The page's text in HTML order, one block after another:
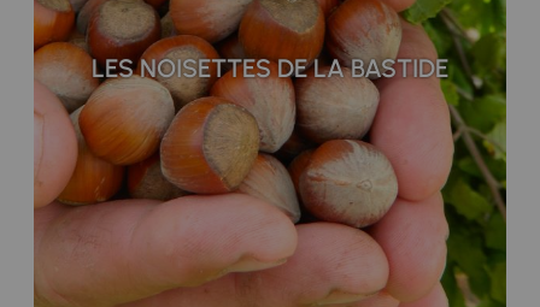
LES NOISETTES DE LA BASTIDE